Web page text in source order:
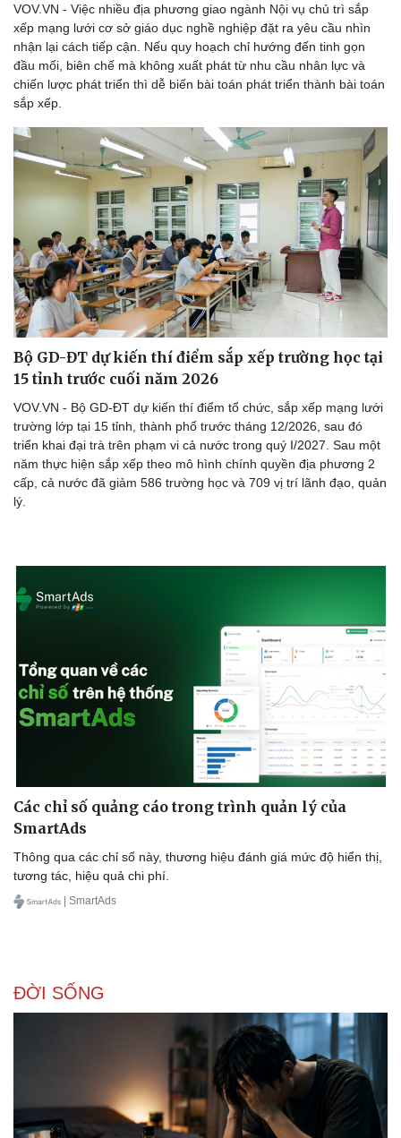
eSports
Hậu trường
VOV.VN - Việc nhiều địa phương giao ngành Nội vụ chủ trì sắp
xếp mạng lưới cơ sở giáo dục nghề nghiệp đặt ra yêu cầu nhìn
nhận lại cách tiếp cận. Nếu quy hoạch chỉ hướng đến tinh gọn
đầu mối, biên chế mà không xuất phát từ nhu cầu nhân lực và
chiến lược phát triển thì dễ biến bài toán phát triển thành bài toán
sắp xếp.
Bộ GD-ĐT dự kiến thí điểm sắp xếp trường học tại
15 tỉnh trước cuối năm 2026
VOV.VN - Bộ GD-ĐT dự kiến thí điểm tổ chức, sắp xếp mạng lưới
trường lớp tại 15 tỉnh, thành phố trước tháng 12/2026, sau đó
triển khai đại trà trên phạm vi cả nước trong quý I/2027. Sau một
năm thực hiện sắp xếp theo mô hình chính quyền địa phương 2
cấp, cả nước đã giảm 586 trường học và 709 vị trí lãnh đạo, quản
lý.
Các chỉ số quảng cáo trong trình quản lý của
SmartAds
Thông qua các chỉ số này, thương hiệu đánh giá mức độ hiển thị,
tương tác, hiệu quả chi phí.
| SmartAds
ĐỜI SỐNG